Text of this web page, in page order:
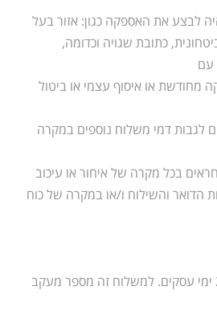
לבצע את האספקה כגון: אזור בעל
כתובת שגויה וכדומה,
עם
או איסוף עצמי או ביטול
לגבות דמי משלוח נוספים במקרה
בכל מקרה של איחור או עיכוב
הדואר והשילוח ו/או במקרה של כוח
דואר רשום מגיע תוך 21 ימי עסקים. למשלוח זה מספר מעקב